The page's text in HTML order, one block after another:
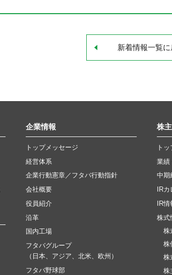
新着情報一覧に
企業情報
トップメッセージ
経営体系
企業行動憲章／フタバ行動指針
会社概要
役員紹介
沿革
国内工場
フタバグループ
（日本、アジア、北米、欧州）
フタバ野球部
株
ト
業績
中期
IR
IR情
株式
株
株
株
株